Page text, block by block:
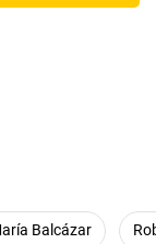
Balcázar